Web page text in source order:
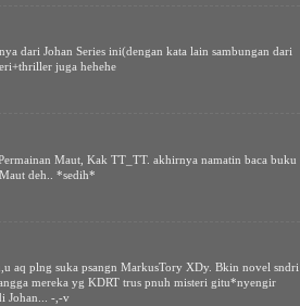
dari Johan Series ini(dengan kata lain sambungan dari
juga hehehe
Maut, Kak TT_TT. akhirnya namatin baca buku
deh.. *sedih*
plng suka psangn MarkusTory XDy. Bkin novel sndri
mereka yg KDRT trus pnuh misteri gitu*nyengir
Johan... -,-v